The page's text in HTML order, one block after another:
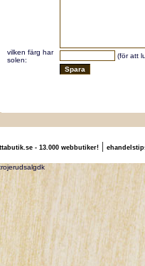
vilken färg har
solen:
(för att
- 13.000 webbutiker!|
trojerudsalgdk